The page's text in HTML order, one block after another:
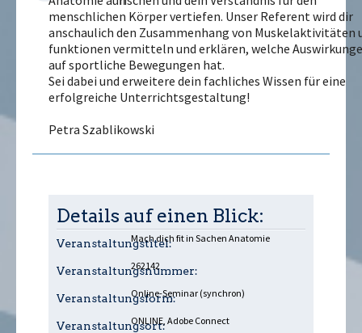
menschlichen Körper vertiefen. Unser Referent wird dir
anschaulich den Zusammenhang von Muskelaktivitäten
funktionen vermitteln und erklären, welche
auf sportliche Bewegungen hat.
Sei dabei und erweitere dein fachliches Wissen für eine
erfolgreiche Unterrichtsgestaltung!
Petra Szablikowski
Details auf einen Blick:
Veranstaltungstitel:Mach dich fit in Sachen Anatomie
Veranstaltungsnummer:
262142
Veranstaltungsform:Online-Seminar (synchron)
Veranstaltungsort:ONLINE, Adobe Connect